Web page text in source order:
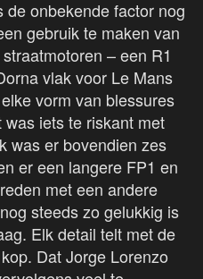
onbekende factor nog
gebruik te maken van
– een R1
vlak voor Le Mans
vorm van blessures
iets te riskant met
was er bovendien zes
er een langere FP1 en
met een andere
steeds zo gelukkig is
Elk detail telt met de
Dat Jorge Lorenzo